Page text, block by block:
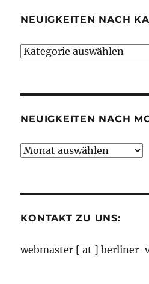
NEUIGKEITEN NACH
Neuigkeiten
NEUIGKEITEN NACH
Neuigkeiten
KONTAKT ZU UNS:
webmaster [ at ] berliner-